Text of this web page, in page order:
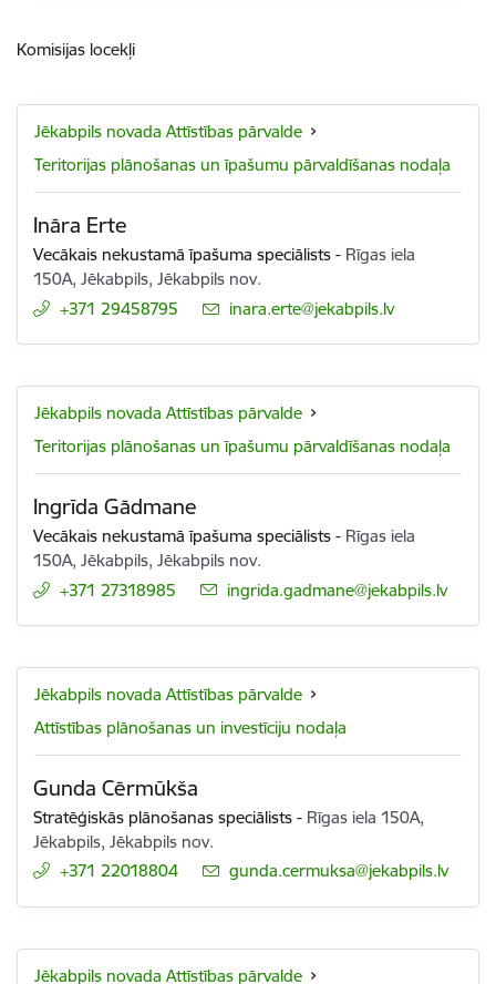
Komisijas locekļi
Jēkabpils novada Attīstības pārvalde
Teritorijas plānošanas un īpašumu pārvaldīšanas nodaļa
Ināra Erte
Vecākais nekustamā īpašuma speciālists - Rīgas iela
150A, Jēkabpils, Jēkabpils nov.
+371 29458795
E-pasts:
inara.erte@jekabpils.lv
Jēkabpils novada Attīstības pārvalde
Teritorijas plānošanas un īpašumu pārvaldīšanas nodaļa
Ingrīda Gādmane
Vecākais nekustamā īpašuma speciālists - Rīgas iela
150A, Jēkabpils, Jēkabpils nov.
+371 27318985
E-pasts:
ingrida.gadmane@jekabpils.lv
Jēkabpils novada Attīstības pārvalde
Attīstības plānošanas un investīciju nodaļa
Gunda Cērmūkša
Stratēģiskās plānošanas speciālists - Rīgas iela 150A,
Jēkabpils, Jēkabpils nov.
+371 22018804
E-pasts:
gunda.cermuksa@jekabpils.lv
Jēkabpils novada Attīstības pārvalde